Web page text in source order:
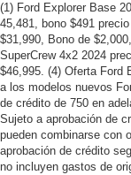
(1) Ford Explorer Base
45,481, bono $491
$31,990, Bono de
SuperCrew 4x2 2024
$46,995. (4) Oferta Ford
a los modelos nuevos
de crédito de 750 en
Sujeto a aprobación de
pueden combinarse con
aprobación de crédito
no incluyen gastos de